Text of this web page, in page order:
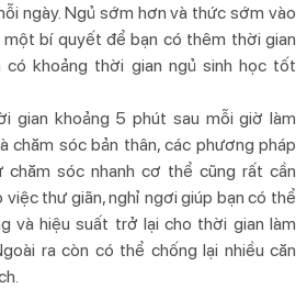
ngày. Ngủ sớm hơn và thức sớm vào
bí quyết để bạn có thêm thời gian
có khoảng thời gian ngủ sinh học tốt
gian khoảng 5 phút sau mỗi giờ làm
chăm sóc bản thân, các phương pháp
chăm sóc nhanh cơ thể cũng rất cần
thư giãn, nghỉ ngơi giúp bạn có thể
và hiệu suất trở lại cho thời gian làm
ra còn có thể chống lại nhiều căn